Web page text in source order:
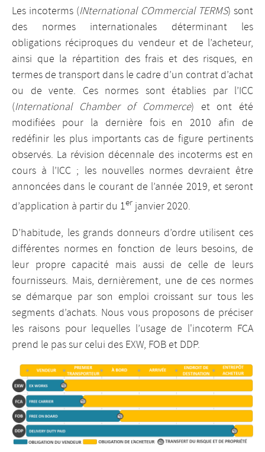
Les incoterms (INternational COmmercial TERMS) sont
des normes internationales déterminant les
obligations réciproques du vendeur et de l’acheteur,
ainsi que la répartition des frais et des risques, en
termes de transport dans le cadre d’un contrat d’achat
ou de vente. Ces normes sont établies par l’ICC
(International Chamber of Commerce) et ont été
modifiées pour la dernière fois en 2010 afin de
redéfinir les plus importants cas de figure pertinents
observés. La révision décennale des incoterms est en
cours à l’ICC ; les nouvelles normes devraient être
annoncées dans le courant de l’année 2019, et seront
d’application à partir du 1er janvier 2020.
D’habitude, les grands donneurs d’ordre utilisent ces
différentes normes en fonction de leurs besoins, de
leur propre capacité mais aussi de celle de leurs
fournisseurs. Mais, dernièrement, une de ces normes
se démarque par son emploi croissant sur tous les
segments d’achats. Nous vous proposons de préciser
les raisons pour lequelles l’usage de l'incoterm FCA
prend le pas sur celui des EXW, FOB et DDP.